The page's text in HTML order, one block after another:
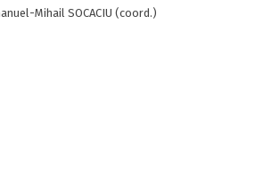
Mihail SOCACIU (coord.)